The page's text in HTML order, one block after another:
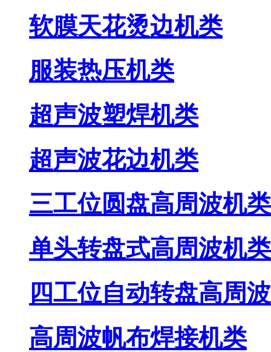
软膜天花烫边机类
服装热压机类
超声波塑焊机类
超声波花边机类
三工位圆盘高周波机类
单头转盘式高周波机类
四工位自动转盘高周
高周波帆布焊接机类